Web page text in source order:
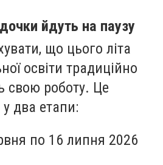
йдуть на паузу
що цього літа
освіти традиційно
свою роботу. Це
у два етапи:
по 16 липня 2026